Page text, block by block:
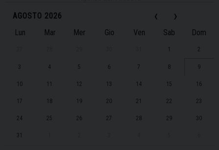
‹
AGOSTO 2026 ›
Lun Mar Mer Gio Ven Sab Dom
1 2
3 4 5 6 7 8 9
10 11 12 13 14 15 16
17 18 19 20 21 22 23
24 25 26 27 28 29 30
31